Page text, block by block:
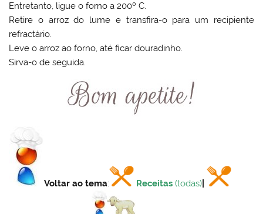
Entretanto, ligue o forno a 200º C.
Retire o arroz do lume e transfira-o para um recipiente
refractário.
Leve o arroz ao forno, até ficar douradinho.
Sirva-o de seguida.
Voltar ao tema: Receitas (todas)